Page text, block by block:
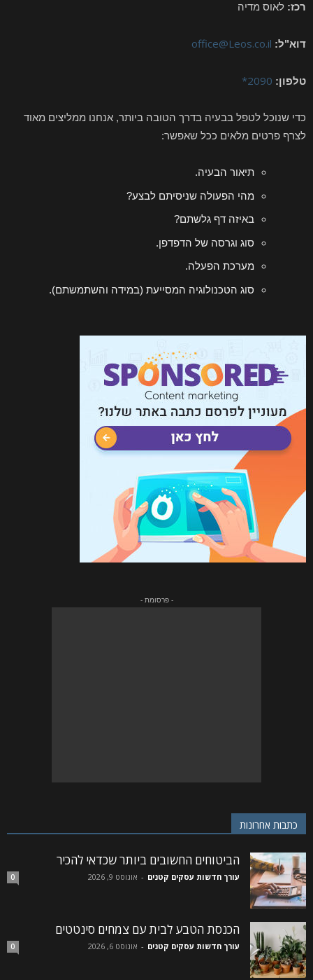
רכז: לאוס מדיה
דוא"ל: office@Leos.co.il
טלפון: 2090*
כדי שנוכל לטפל בבעיה בדרך הטובה ביותר, אנחנו ממליצים מאוד
לצרף פרטים מלאים ככל שאפשר:
תיאור הבעיה.
מהי הפעולה שניסיתם לבצע?
באיזה דף גלשתם?
סוג וגרסה של הדפדפן.
מערכת הפעלה.
סוג הטכנולוגיה המסייעת (במידה והשתמשתם).
- פרסומת -
כתבות אחרונות
הביטוחים החשובים ביותר שכדאי להכיר
עורך חדשות עסקים קטנים - אוגוסט 9, 2026 0
הכנסת הטבע לבית עם צמחים סינטטים
עורך חדשות עסקים קטנים - אוגוסט 6, 2026 0